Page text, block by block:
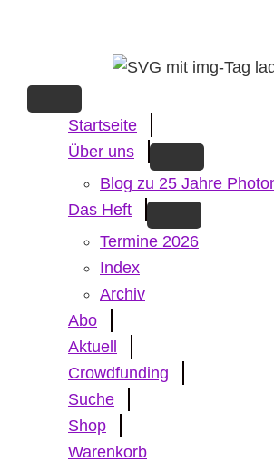
content
Startseite
Über uns
Blog zu 25 Jahre
Das Heft
Termine 2026
Index
Archiv
Abo
Aktuell
Crowdfunding
Suche
Shop
Warenkorb